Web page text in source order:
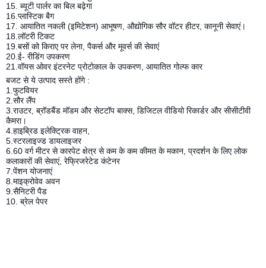
15. ब्यूटी पार्लर का बिल बढ़ेगा
16.प्लास्टिक बैग
17. आयातित नकली (इमिटेशन) आभूषण, औद्योगिक सौर वॉटर हीटर, कानूनी सेवाएं।
18.लॉटरी टिकट
19.बसों को किराए पर लेना, पैकर्स और मूवर्स की सेवाएं
20.ई- रीडिंग उपकरण
21.वॉयस ओवर इंटरनेट प्रोटोकाल के उपकरण, आयातित गोल्फ कार
बजट से ये उत्पाद सस्ते होंगे :
1.फुटवियर
2.सौर लैंप
3.राउटर, ब्रॉडबैंड मॉडम और सेटटॉप बाक्स, डिजिटल वीडियो रिकार्डर और सीसीटीवी
कैमरा।
4.हाइब्रिड इलेक्ट्रिक वाहन,
5.स्टरलाइज्ड डायलाइजर
6.60 वर्ग मीटर से कारपेट क्षेत्र से कम के कम कीमत के मकान, प्रदर्शन के लिए लोक
कलाकारों की सेवाएं, रेफ्रिजरेटेड कंटेनर
7.पेंशन योजनाएं
8.माइक्रोवेव अवन
9.सैनिटरी पैड
10. ब्रेल पेपर